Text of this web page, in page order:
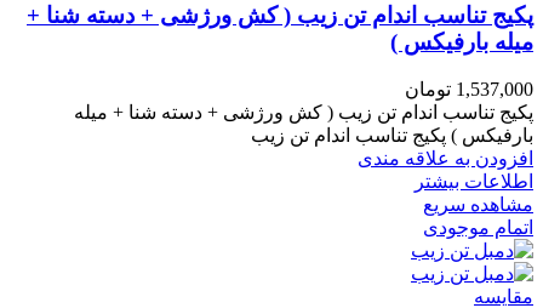
پکیج تناسب اندام تن زیب ( کش ورژشی + دسته شنا +
میله بارفیکس )
1,537,000 تومان
پکیج تناسب اندام تن زیب ( کش ورژشی + دسته شنا + میله
بارفیکس ) پکیج تناسب اندام تن زیب
افزودن به علاقه مندی
اطلاعات بیشتر
مشاهده سریع
اتمام موجودی
مقایسه